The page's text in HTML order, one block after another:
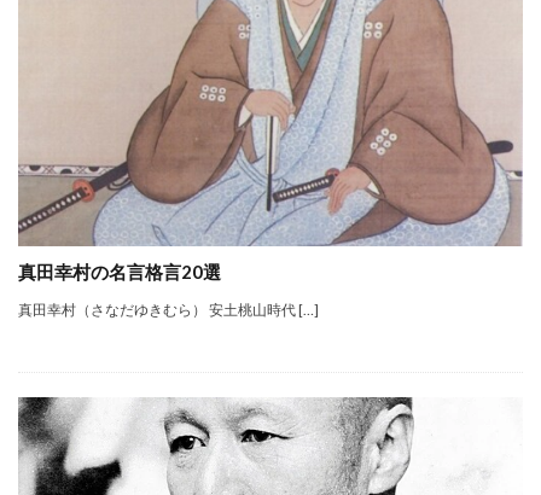
真田幸村の名言格言20選
真田幸村（さなだゆきむら） 安土桃山時代 […]